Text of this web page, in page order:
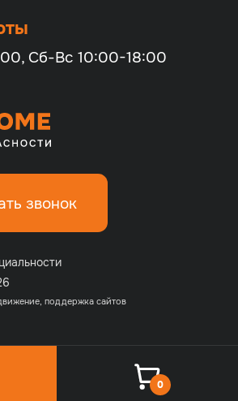
0
звонок
поддержка сайтов
Сб-Вс 10:00-18:00